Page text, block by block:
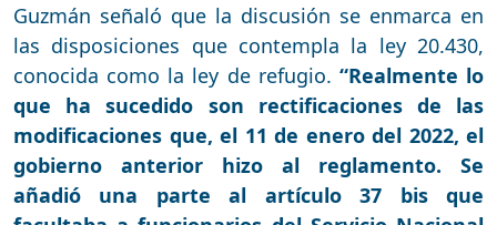
Guzmán señaló que la discusión se enmarca en
las disposiciones que contempla la ley 20.430,
conocida como la ley de refugio. “Realmente lo
que ha sucedido son rectificaciones de las
modificaciones que, el 11 de enero del 2022, el
gobierno anterior hizo al reglamento. Se
añadió una parte al artículo 37 bis que